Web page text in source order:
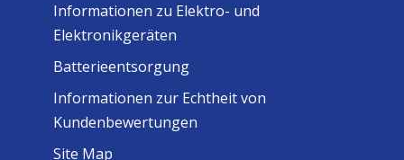
Informationen zu Elektro- und
Elektronikgeräten
Batterieentsorgung
Informationen zur Echtheit von
Kundenbewertungen
Site Map